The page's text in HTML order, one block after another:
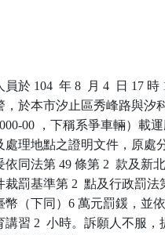
於 104  年 8  月 4  日 17
，於本市汐止區秀峰路與汐
00 ，下稱系爭車輛）載
處理地點之證明文件，原處
依同法第 49 條第 2  款及新
裁罰基準第 2  點及行政罰法
幣（下同）6 萬元罰鍰，並
講習 2  小時。訴願人不服